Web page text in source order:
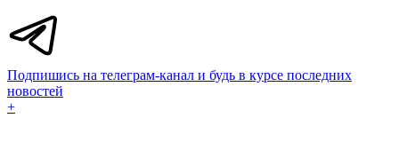
Подпишись на телеграм-канал и будь в курсе последних
новостей
+